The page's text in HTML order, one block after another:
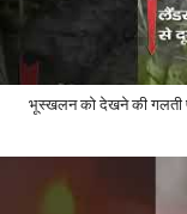
भूस्खलन को देखने की गलती